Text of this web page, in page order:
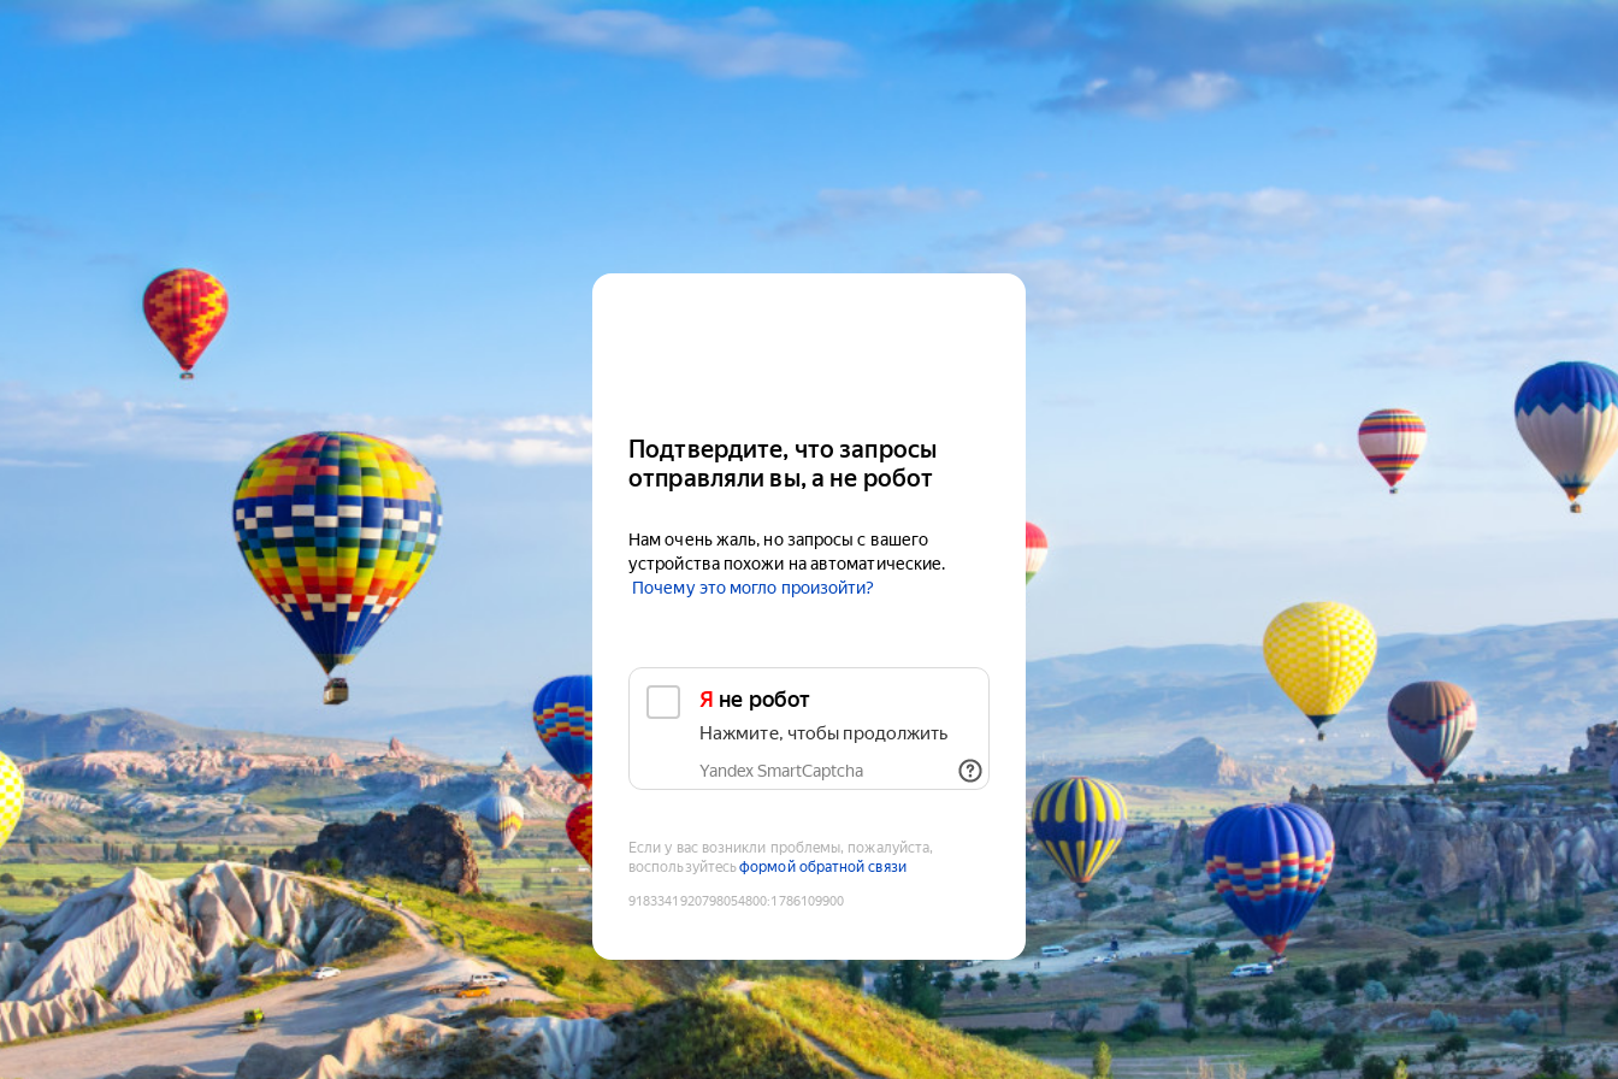
Подтвердите, что запросы
отправляли вы, а не робот
Нам очень жаль, но запросы с вашего
устройства похожи на автоматические.
Почему это могло произойти?
Я не робот
Нажмите, чтобы продолжить
Yandex SmartCaptcha
Если у вас возникли проблемы, пожалуйста,
воспользуйтесьформой обратной связи
9183341920798054800:1786109900